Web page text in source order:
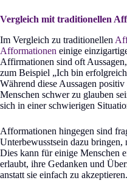
Vergleich mit traditionellen
Im Vergleich zu traditionellen
Afformationen einige
Affirmationen sind oft
zum Beispiel „Ich bin
Während diese Aussagen
Menschen schwer zu glauben
sich in einer schwierigen
Afformationen hingegen sind
Unterbewusstsein dazu
Dies kann für einige Menschen
erlaubt, ihre Gedanken und
anstatt sie einfach zu akzeptieren.